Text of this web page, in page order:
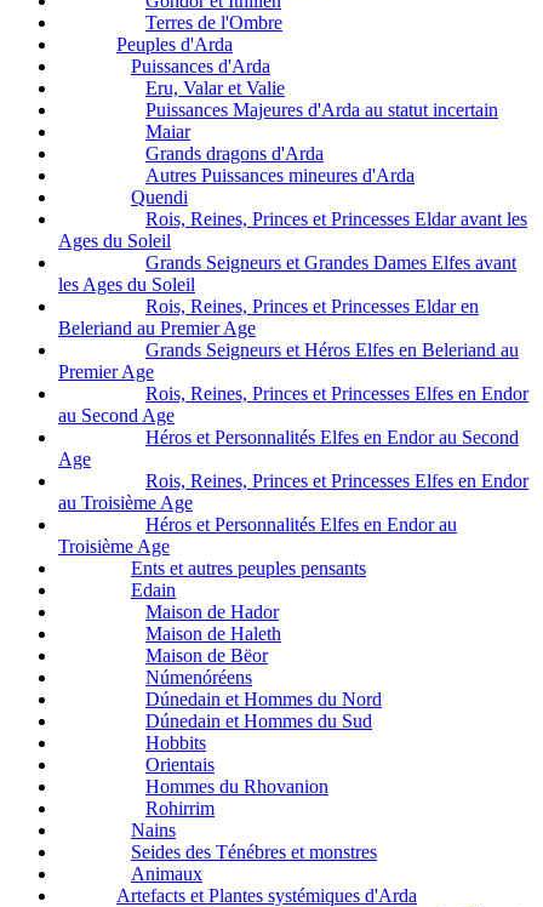
Terres de l'Ombre
Peuples d'Arda
Puissances d'Arda
Eru, Valar et Valie
Puissances Majeures d'Arda au statut incertain
Maiar
Grands dragons d'Arda
Autres Puissances mineures d'Arda
Quendi
Rois, Reines, Princes et Princesses Eldar avant les
Ages du Soleil
Grands Seigneurs et Grandes Dames Elfes avant
les Ages du Soleil
Rois, Reines, Princes et Princesses Eldar en
Beleriand au Premier Age
Grands Seigneurs et Héros Elfes en Beleriand au
Premier Age
Rois, Reines, Princes et Princesses Elfes en Endor
au Second Age
Héros et Personnalités Elfes en Endor au Second
Age
Rois, Reines, Princes et Princesses Elfes en Endor
au Troisième Age
Héros et Personnalités Elfes en Endor au
Troisième Age
Ents et autres peuples pensants
Edain
Maison de Hador
Maison de Haleth
Maison de Bëor
Númenóréens
Dúnedain et Hommes du Nord
Dúnedain et Hommes du Sud
Hobbits
Orientais
Hommes du Rhovanion
Rohirrim
Nains
Seides des Ténébres et monstres
Animaux
Artefacts et Plantes systémiques d'Arda